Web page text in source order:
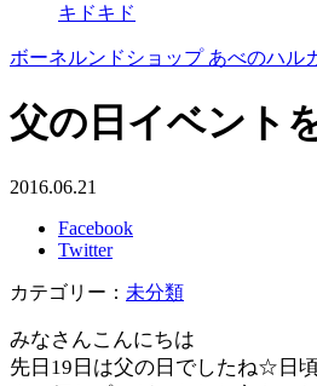
キドキド
ボーネルンドショップ あべのハル
父の日イベント
2016.06.21
Facebook
Twitter
カテゴリー： 未分類
みなさんこんにちは
先日19日は父の日でしたね☆日